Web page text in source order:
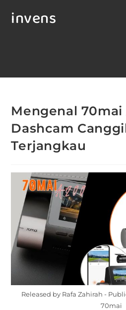
invens
Mengenal 70mai
Dashcam
Terjangkau
Released by Rafa Zahirah -
70mai